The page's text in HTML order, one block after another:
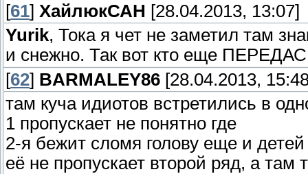
[61] ХайлюкСАН [28.04.2013, 13:07]
Yurik, Тока я чет не заметил там
и снежно. Так вот кто еще
[62] BARMALEY86 [28.04.2013,
там куча идиотов встретились в
1 пропускает не понятно где
2-я бежит сломя голову еще и
её не пропускает второй ряд, а